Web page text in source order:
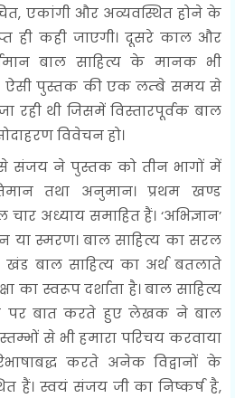
एकांगी और अव्यवस्थित होने के
ही कही जाएगी। दूसरे काल और
बाल साहित्य के मानक भी
ऐसी पुस्तक की एक लम्बे समय से
रही थी जिसमें विस्तारपूर्वक बाल
विवेचन हो।
ने पुस्तक को तीन भागों में
तथा अनुमान। प्रथम खण्ड
अध्याय समाहित हैं। ‘अभिज्ञान’
या स्मरण। बाल साहित्य का सरल
खंड बाल साहित्य का अर्थ बतलाते
का स्वरूप दर्शाता है। बाल साहित्य
पर बात करते हुए लेखक ने बाल
से भी हमारा परिचय करवाया
करते अनेक विद्वानों के
हैं। स्वयं संजय जी का निष्कर्ष है,